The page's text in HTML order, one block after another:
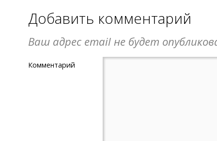
Добавить комментарий
Ваш адрес email не будет
Комментарий